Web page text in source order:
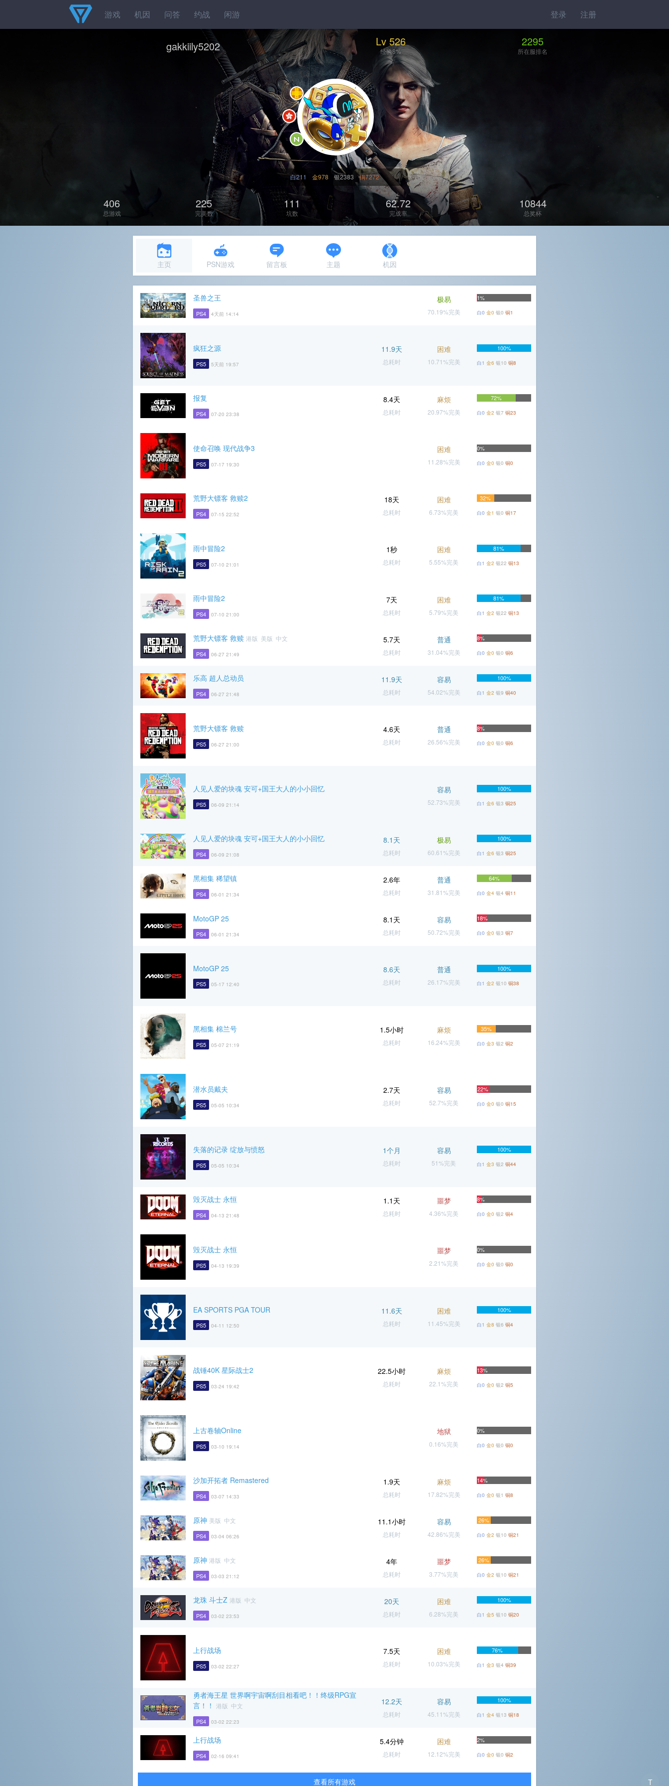
登录 注册
游戏 机因 问答 约战 闲游
gakkiily5202 Lv 526
经验8%
2295
所在服排名
白211 金978 银2383 铜7272
406
总游戏
225
完美数
111
坑数
62.72
完成率
10844
总奖杯
主页 PSN游戏 留言板 主题 机因
圣兽之王
PS4 4天前 14:14
极易
70.19%完美
1%
白0 金0 银0 铜1
疯狂之源
PS5 5天前 19:57
11.9天
总耗时
困难
10.71%完美
100%
白1 金6 银10 铜8
报复
PS4 07-20 23:38
8.4天
总耗时
麻烦
20.97%完美
72%
白0 金2 银7 铜23
使命召唤 现代战争3
PS5 07-17 19:30
困难
11.28%完美
0%
白0 金0 银0 铜0
荒野大镖客 救赎2
PS4 07-15 22:52
18天
总耗时
困难
6.73%完美
32%
白0 金1 银0 铜17
雨中冒险2
PS5 07-10 21:01
1秒
总耗时
困难
5.55%完美
81%
白1 金2 银22 铜13
雨中冒险2
PS4 07-10 21:00
7天
总耗时
困难
5.79%完美
81%
白1 金2 银22 铜13
荒野大镖客 救赎 港版 美版 中文
PS4 06-27 21:49
5.7天
总耗时
普通
31.04%完美
8%
白0 金0 银0 铜6
乐高 超人总动员
PS4 06-27 21:48
11.9天
总耗时
容易
54.02%完美
100%
白1 金2 银9 铜40
荒野大镖客 救赎
PS5 06-27 21:00
4.6天
总耗时
普通
26.56%完美
8%
白0 金0 银0 铜6
人见人爱的块魂 安可+国王大人的小小回忆
PS5 06-09 21:14
容易
52.73%完美
100%
白1 金6 银3 铜25
人见人爱的块魂 安可+国王大人的小小回忆
PS4 06-09 21:08
8.1天
总耗时
极易
60.61%完美
100%
白1 金6 银3 铜25
黑相集 稀望镇
PS4 06-01 21:34
2.6年
总耗时
普通
31.81%完美
64%
白0 金4 银4 铜11
MotoGP 25
PS4 06-01 21:34
8.1天
总耗时
容易
50.72%完美
18%
白0 金0 银3 铜7
MotoGP 25
PS5 05-17 12:40
8.6天
总耗时
普通
26.17%完美
100%
白1 金2 银10 铜38
黑相集 棉兰号
PS5 05-07 21:19
1.5小时
总耗时
麻烦
16.24%完美
35%
白0 金3 银2 铜2
潜水员戴夫
PS5 05-05 10:34
2.7天
总耗时
容易
52.7%完美
22%
白0 金0 银0 铜15
失落的记录 绽放与愤怒
PS5 05-05 10:34
1个月
总耗时
容易
51%完美
100%
白1 金3 银2 铜44
毁灭战士 永恒
PS4 04-13 21:48
1.1天
总耗时
噩梦
4.36%完美
8%
白0 金0 银2 铜4
毁灭战士 永恒
PS5 04-13 19:39
噩梦
2.21%完美
0%
白0 金0 银0 铜0
EA SPORTS PGA TOUR
PS5 04-11 12:50
11.6天
总耗时
困难
11.45%完美
100%
白1 金8 银6 铜4
战锤40K 星际战士2
PS5 03-24 19:42
22.5小时
总耗时
麻烦
22.1%完美
13%
白0 金0 银2 铜5
上古卷轴Online
PS5 03-10 19:14
地狱
0.16%完美
0%
白0 金0 银0 铜0
沙加开拓者 Remastered
PS4 03-07 14:33
1.9天
总耗时
麻烦
17.82%完美
14%
白0 金0 银1 铜8
原神 美版 中文
PS4 03-04 06:26
11.1小时
总耗时
容易
42.86%完美
26%
白0 金2 银10 铜21
原神 港版 中文
PS4 03-03 21:12
4年
总耗时
噩梦
3.77%完美
26%
白0 金2 银10 铜21
龙珠 斗士Z 港版 中文
PS4 03-02 23:53
20天
总耗时
困难
6.28%完美
100%
白1 金5 银10 铜20
上行战场
PS5 03-02 22:27
7.5天
总耗时
困难
10.03%完美
76%
白1 金3 银4 铜39
勇者海王星 世界啊宇宙啊刮目相看吧！！终级RPG宣
言！！ 港版 中文
PS4 03-02 22:23
12.2天
总耗时
容易
45.11%完美
100%
白1 金4 银13 铜18
上行战场
PS4 02-16 09:41
5.4分钟
总耗时
困难
12.12%完美
2%
白0 金0 银0 铜2
查看所有游戏 T